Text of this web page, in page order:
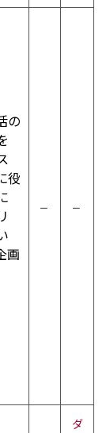
の
役
画
－ －
ダ